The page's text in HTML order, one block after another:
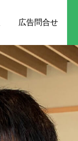
広告問合せ